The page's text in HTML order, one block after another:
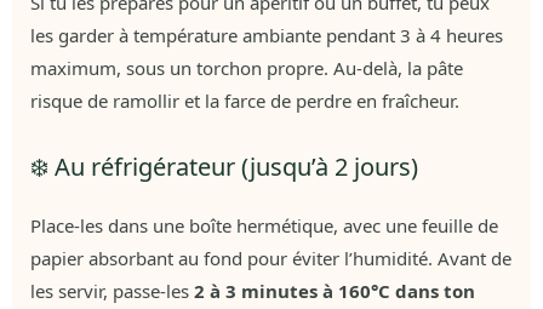
les garder à température ambiante pendant 3 à 4 heures
maximum, sous un torchon propre. Au-delà, la pâte
risque de ramollir et la farce de perdre en fraîcheur.
❄️ Au réfrigérateur (jusqu’à 2 jours)
Place-les dans une boîte hermétique, avec une feuille de
papier absorbant au fond pour éviter l’humidité. Avant de
les servir, passe-les 2 à 3 minutes à 160°C dans ton